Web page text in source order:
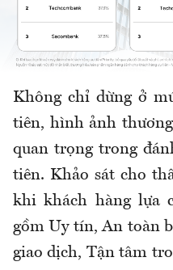
Không chỉ dừng ở
tiên, hình ảnh
quan trọng trong
tiên. Khảo sát cho
khi khách hàng lựa
gồm Uy tín, An toàn
giao dịch, Tận tâm